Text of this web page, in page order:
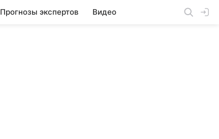
Прогнозы экспертов Видео